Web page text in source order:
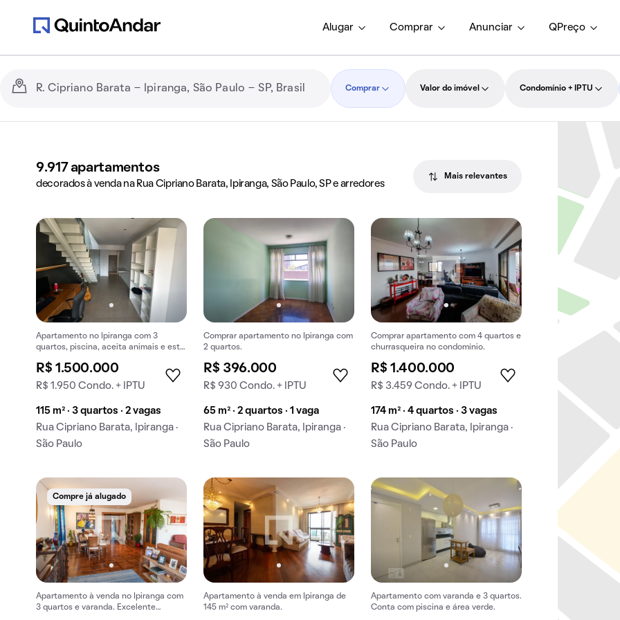
Alugar Comprar Anunciar QPreço
Comprar Valor do imóvel Condomínio + IPTU
9.917 apartamentos
decorados à venda na Rua Cipriano Barata, Ipiranga, São Paulo, SP e arredores
Mais relevantes
Apartamento no Ipiranga com 3
quartos, piscina, aceita animais e está
R$ 1.500.000
R$ 1.950 Condo. + IPTU
115 m² · 3 quartos · 2 vagas
Rua Cipriano Barata, Ipiranga ·
São Paulo
Comprar apartamento no Ipiranga com
2 quartos.
R$ 396.000
R$ 930 Condo. + IPTU
65 m² · 2 quartos · 1 vaga
Rua Cipriano Barata, Ipiranga ·
São Paulo
Comprar apartamento com 4 quartos e
churrasqueira no condomínio.
R$ 1.400.000
R$ 3.459 Condo. + IPTU
174 m² · 4 quartos · 3 vagas
Rua Cipriano Barata, Ipiranga ·
São Paulo
Compre já alugado
Apartamento à venda no Ipiranga com
3 quartos e varanda. Excelente
Apartamento à venda em Ipiranga de
145 m² com varanda.
Apartamento com varanda e 3 quartos.
Conta com piscina e área verde.